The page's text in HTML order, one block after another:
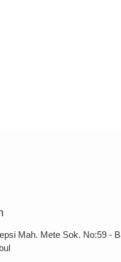
Mah. Mete Sok. No:59 -